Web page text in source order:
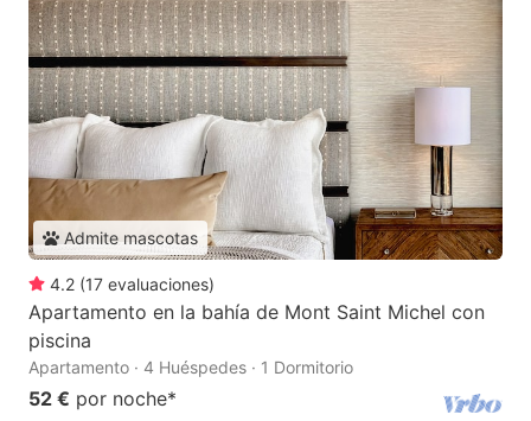
Admite mascotas
4.2 (17 evaluaciones)
Apartamento en la bahía de Mont Saint Michel con
piscina
Apartamento · 4 Huéspedes · 1 Dormitorio
52 € por noche*